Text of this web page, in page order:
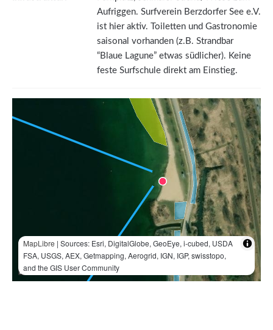
Aufriggen. Surfverein Berzdorfer See e.V.
ist hier aktiv. Toiletten und Gastronomie
saisonal vorhanden (z.B. Strandbar
“Blaue Lagune” etwas südlicher). Keine
feste Surfschule direkt am Einstieg.
200 m
MapLibre | Sources: Esri, DigitalGlobe, GeoEye, i-cubed, USDA
FSA, USGS, AEX, Getmapping, Aerogrid, IGN, IGP, swisstopo,
and the GIS User Community